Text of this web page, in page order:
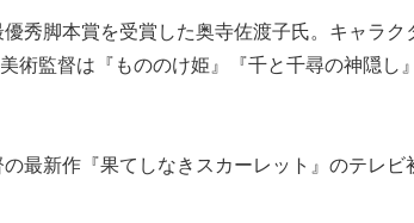
秀脚本賞を受賞した奥寺佐渡子氏。キャラク
術監督は『もののけ姫』『千と千尋の神隠し
最新作『果てしなきスカーレット』のテレビ